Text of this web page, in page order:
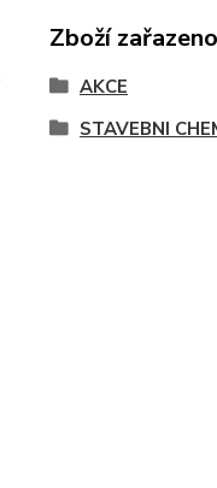
Zboží
AKCE
STAVEBNI